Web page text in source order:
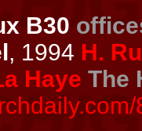
B30
, 1994 H.
Haye The